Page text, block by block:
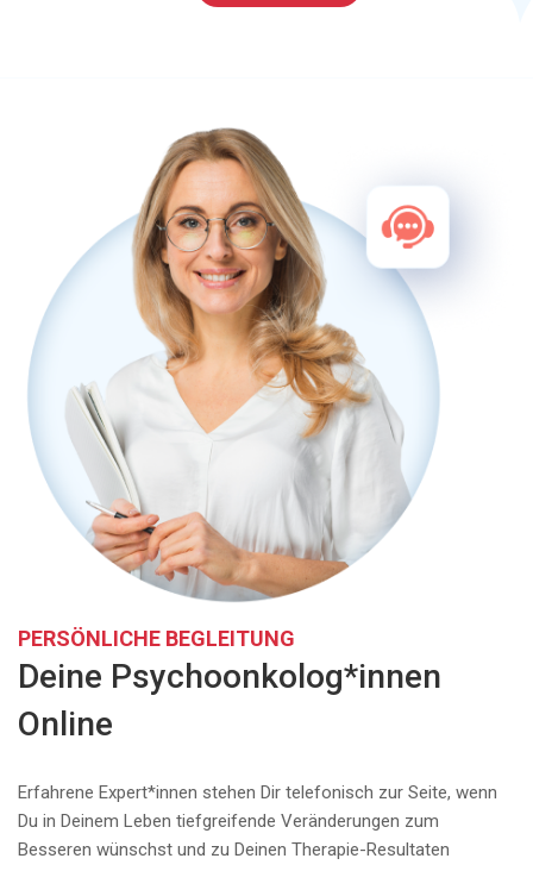
PERSÖNLICHE BEGLEITUNG
Deine Psychoonkolog*innen
Online
Erfahrene Expert*innen stehen Dir telefonisch zur Seite, wenn
Du in Deinem Leben tiefgreifende Veränderungen zum
Besseren wünschst und zu Deinen Therapie-Resultaten